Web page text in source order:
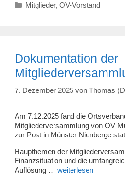
Kategorien
Mitglieder, OV-Vorstand
Dokumentation der
7. Dezember 2025 von Thomas
Am 7.12.2025 fand die
Mitgliederversammlung von OV
zur Post in Münster Nienberge
Haupthemen der
Finanzsituation und die
Auflösung … weiterlesen